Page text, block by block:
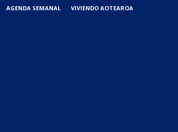
AGENDA SEMANAL VIVIENDO AOTEAROA